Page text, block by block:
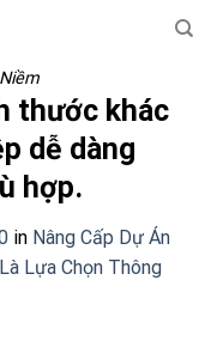
thước khác
dễ dàng
hợp.
in Nâng Cấp Dự Án
Lựa Chọn Thông